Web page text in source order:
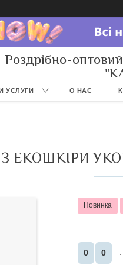
Роздрібно-
УСЛУГИ О НАС
ЕКОШКІРИ
Новинка
0 0